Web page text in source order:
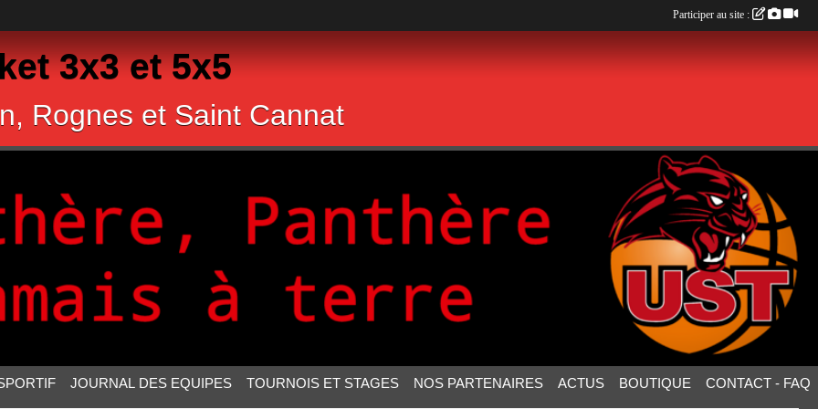
3x3 et 5x5
Rognes et Saint Cannat
JOURNAL DES EQUIPES TOURNOIS ET STAGES NOS PARTENAIRES ACTUS BOUTIQUE CONTACT - FAQ
Participer au site :